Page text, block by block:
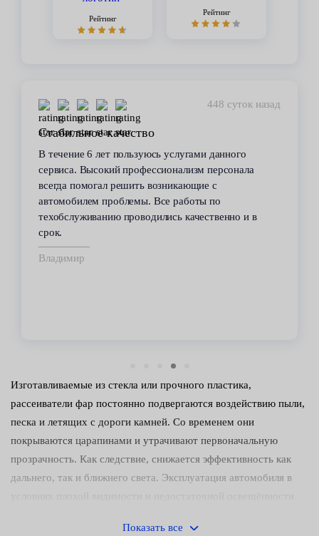
Рейтинг
Рейтинг
448 суток назад
Стабильное качество
В течение 6 лет пользуюсь услугами данного
сервиса. Высокий профессионализм персонала
всегда помогал решить возникающие с
автомобилем проблемы. Все работы по
техобслуживанию проводились качественно и в
срок.
Владимир
Изготавливаемые из стекла или прочного пластика,
рассеиватели фар постоянно подвергаются воздействию пыли,
песка и летящих с дороги камней. Со временем они
покрываются царапинами и утрачивают первоначальную
прозрачность. Как следствие, снижается эффективность как
дальнего, так и ближнего света. Эксплуатация автомобиля в
Показать все